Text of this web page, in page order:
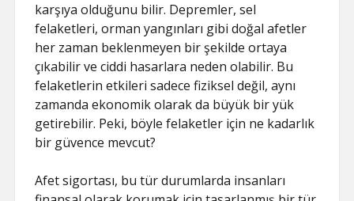
karşıya olduğunu bilir. Depremler, sel
felaketleri, orman yangınları gibi doğal afetler
her zaman beklenmeyen bir şekilde ortaya
çıkabilir ve ciddi hasarlara neden olabilir. Bu
felaketlerin etkileri sadece fiziksel değil, aynı
zamanda ekonomik olarak da büyük bir yük
getirebilir. Peki, böyle felaketler için ne kadarlık
bir güvence mevcut?
Afet sigortası, bu tür durumlarda insanları